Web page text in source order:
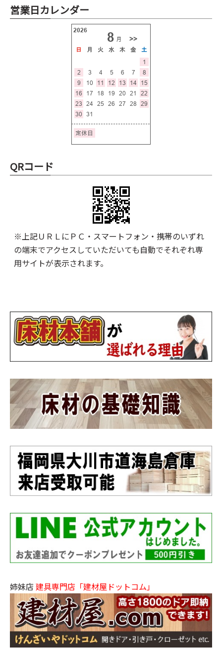
営業日カレンダー
QRコード
※上記ＵＲＬにＰＣ・スマートフォン・携帯のいずれ
の端末でアクセスしていただいても自動でそれぞれ専
用サイトが表示されます。
姉妹店 建具専門店「建材屋ドットコム」